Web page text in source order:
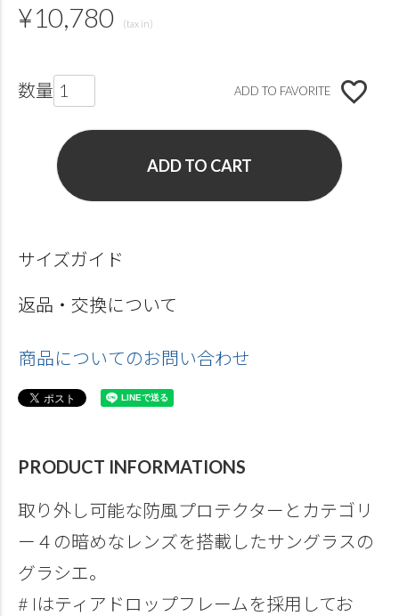
¥10,780
ADD TO FAVORITE
ADD TO CART
サイズガイド
返品・交換について
商品についてのお問い合わせ
PRODUCT INFORMATIONS
取り外し可能な防風プロテクターとカテゴリ
ー４の暗めなレンズを搭載したサングラスの
グラシエ。
# Iはティアドロップフレームを採用してお